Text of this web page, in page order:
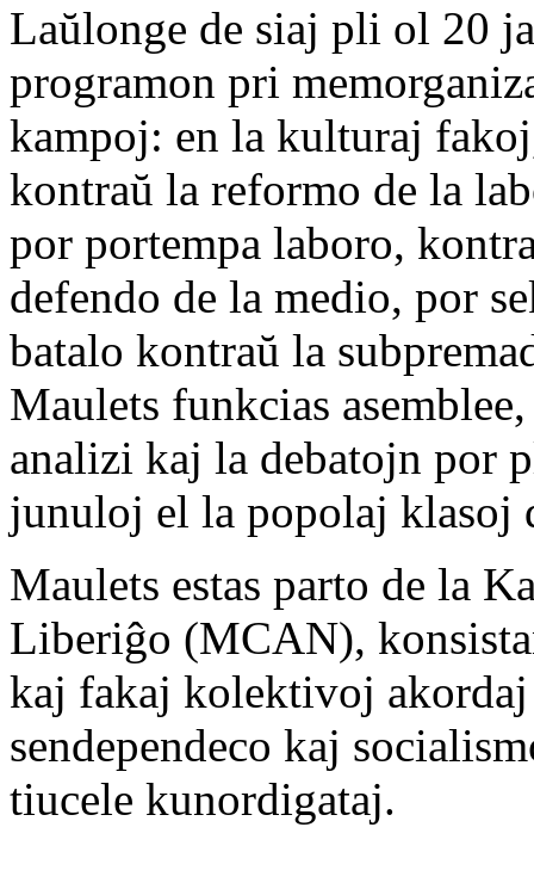
Laŭlonge de siaj pli ol 20
programon pri
kampoj: en la kulturaj
kontraŭ la reformo de la
por portempa laboro,
defendo de la medio, por
batalo kontraŭ la
Maulets funkcias
analizi kaj la debatojn por
junuloj el la popolaj klasoj
Maulets estas parto de la
Liberiĝo (MCAN),
kaj fakaj kolektivoj
sendependeco kaj
tiucele kunordigataj.